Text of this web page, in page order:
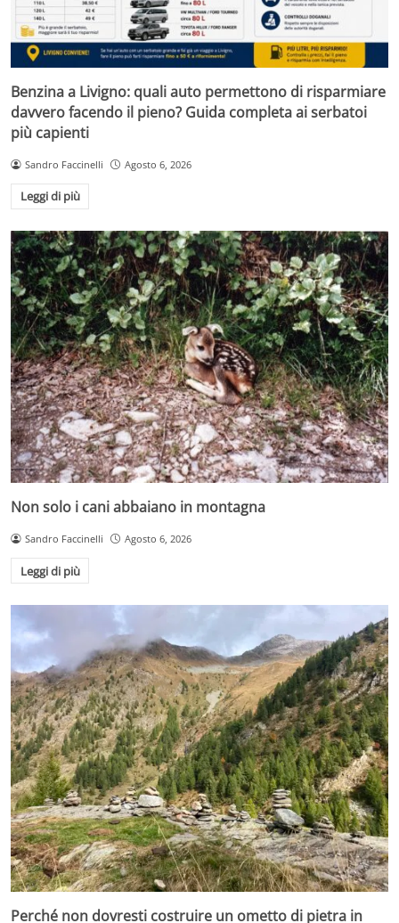
Benzina a Livigno: quali auto permettono di risparmiare
davvero facendo il pieno? Guida completa ai serbatoi
più capienti
Sandro Faccinelli Agosto 6, 2026
Leggi di più
Non solo i cani abbaiano in montagna
Sandro Faccinelli Agosto 6, 2026
Leggi di più
Perché non dovresti costruire un ometto di pietra in